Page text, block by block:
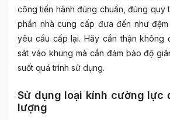
công tiến hành đúng chuẩn, đúng quy
phần nhà cung cấp đưa đến như đệm
yêu cầu cấp lại. Hãy cẩn thận không
sát vào khung mà cần đảm bảo độ
suốt quá trình sử dụng.
Sử dụng loại kính cường lực
lượng